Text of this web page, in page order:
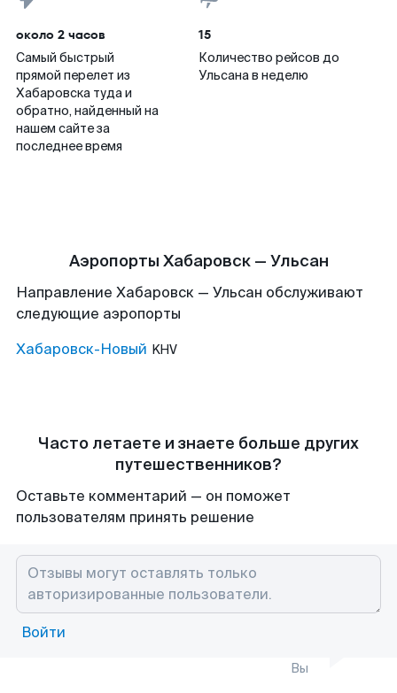
около 2 часов
Самый быстрый
прямой перелет из
Хабаровска туда и
обратно, найденный на
нашем сайте за
последнее время
15
Количество рейсов до
Ульсана в неделю
Аэропорты Хабаровск — Ульсан
Направление Хабаровск — Ульсан обслуживают
следующие аэропорты
Хабаровск-Новый KHV
Часто летаете и знаете больше других
путешественников?
Оставьте комментарий — он поможет
пользователям принять решение
Войти
Вы